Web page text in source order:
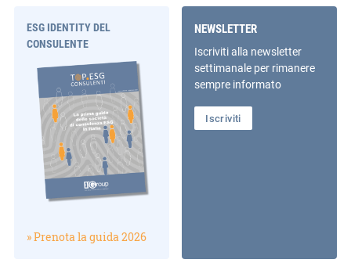
ESG IDENTITY DEL
CONSULENTE
» Prenota la guida 2026
NEWSLETTER
Iscriviti alla newsletter
settimanale per rimanere
sempre informato
Iscriviti